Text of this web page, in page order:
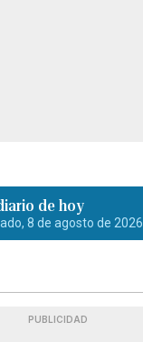
de hoy
8 de agosto de 2026
PUBLICIDAD